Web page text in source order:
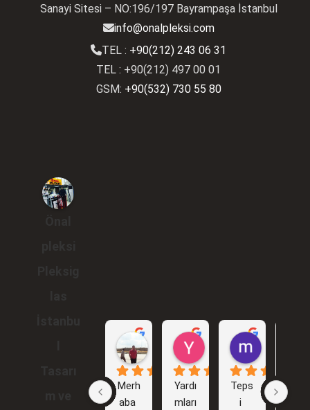
Sanayi Sitesi – NO:196/197 Bayrampaşa İstanbul
info@onalpleksi.com
TEL : +90(212) 243 06 31
TEL : +90(212) 497 00 01
GSM: +90(532) 730 55 80
Gökhan Araçlı
1 yıl önce
Merh
aba
Yunus Karakuş
2 yıl önce
Yardı
mları
murat
Teps
i
işimd